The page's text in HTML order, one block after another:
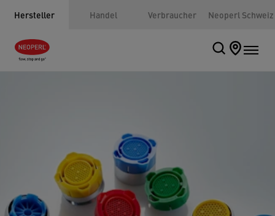
Hersteller Handel Verbraucher Neoperl Schweiz